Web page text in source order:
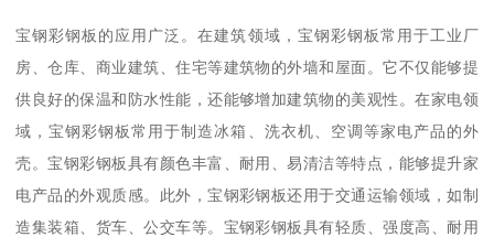
宝钢彩钢板的应用广泛。在建筑领域，宝钢彩钢板常用于工业厂
房、仓库、商业建筑、住宅等建筑物的外墙和屋面。它不仅能够提
供良好的保温和防水性能，还能够增加建筑物的美观性。在家电领
域，宝钢彩钢板常用于制造冰箱、洗衣机、空调等家电产品的外
壳。宝钢彩钢板具有颜色丰富、耐用、易清洁等特点，能够提升家
电产品的外观质感。此外，宝钢彩钢板还用于交通运输领域，如制
造集装箱、货车、公交车等。宝钢彩钢板具有轻质、强度高、耐用